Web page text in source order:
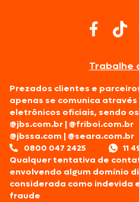
Trabalhe
Prezados clientes e
apenas se comunica
eletrônicos oficiais, sendo
@jbs.com.br |@friboi.com.br
@jbssa.com |@seara.com.br
0800 047 2425
11
Qualquer tentativa de
envolvendo algum domínio
considerada como indevida
fraude